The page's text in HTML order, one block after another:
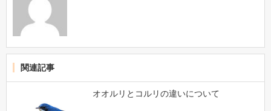
関連記事
オオルリとコルリの違いについて